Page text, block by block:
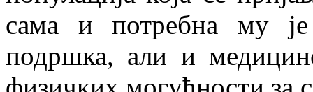
сама и потребна му је
подршка, али и